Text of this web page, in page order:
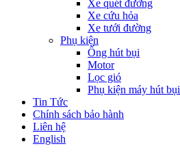
Xe quét đường
Xe cứu hỏa
Xe tưới đường
Phụ kiện
Ống hút bụi
Motor
Lọc gió
Phụ kiện máy hút bụi
Tin Tức
Chính sách bảo hành
Liên hệ
English